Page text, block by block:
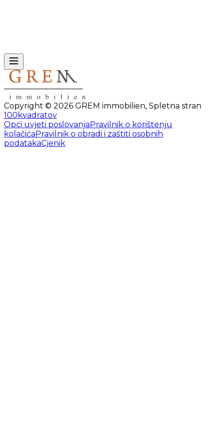
Copyright © 2026 GREM immobilien, Spletna stran
100kvadratov
Opći uvjeti poslovanjaPravilnik o korištenju
kolačićaPravilnik o obradi i zaštiti osobnih
podatakaCjenik